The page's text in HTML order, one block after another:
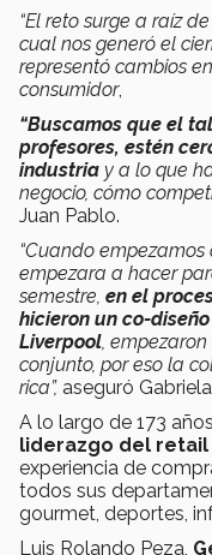
“El reto surge a raíz
cual nos generó el
representó cambios
consumidor,
“Buscamos que el
profesores, estén
industria y a lo que
negocio, cómo
Juan Pablo.
“Cuando
empezara a hacer
semestre, en el
hicieron un co-
Liverpool,
conjunto, por eso la
rica”, aseguró
A lo largo de 173 años
liderazgo del retail
experiencia de
todos sus
gourmet, deportes,
Luis Rolando Peza,